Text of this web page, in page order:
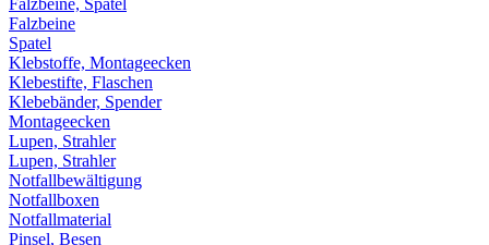
Falzbeine
Spatel
Klebstoffe, Montageecken
Klebestifte, Flaschen
Klebebänder, Spender
Montageecken
Lupen, Strahler
Lupen, Strahler
Notfallbewältigung
Notfallboxen
Notfallmaterial
Pinsel, Besen